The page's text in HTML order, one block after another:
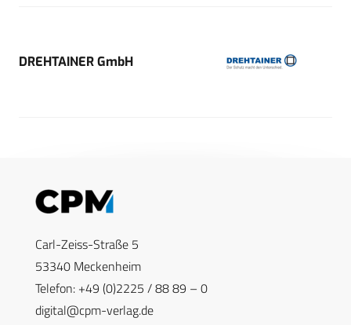
DREHTAINER GmbH
Carl-Zeiss-Straße 5
53340 Meckenheim
Telefon: +49 (0)2225 / 88 89 – 0
digital@cpm-verlag.de